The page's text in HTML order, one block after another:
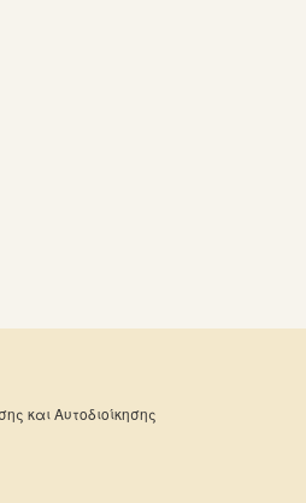
και Αυτοδιοίκησης